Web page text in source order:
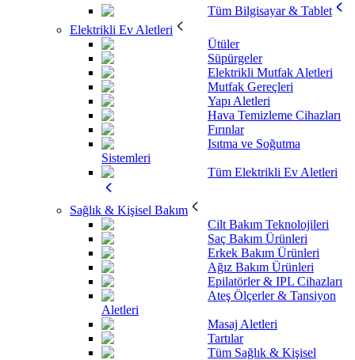
Tüm Bilgisayar & Tablet
Elektrikli Ev Aletleri
Ütüler
Süpürgeler
Elektrikli Mutfak Aletleri
Mutfak Gereçleri
Yapı Aletleri
Hava Temizleme Cihazları
Fırınlar
Isıtma ve Soğutma
Sistemleri
Tüm Elektrikli Ev Aletleri
Sağlık & Kişisel Bakım
Cilt Bakım Teknolojileri
Saç Bakım Ürünleri
Erkek Bakım Ürünleri
Ağız Bakım Ürünleri
Epilatörler & IPL Cihazları
Ateş Ölçerler & Tansiyon
Aletleri
Masaj Aletleri
Tartılar
Tüm Sağlık & Kişisel